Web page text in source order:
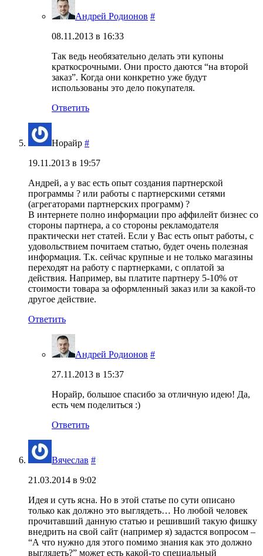
Андрей Родионов #
08.11.2013 в 16:33
Так ведь необязательно делать эти купоны
краткосрочными. Они просто даются “на второй
заказ”. Когда они конкретно уже будут
использованы это дело покупателя.
Ответить
Норайр #
19.11.2013 в 19:57
Андрей, а у вас есть опыт создания партнерской
программы ? или работы с партнерскими сетями
(агрегаторами партнерских программ) ?
В интернете полно информации про аффилейт бизнес со
стороны партнера, а со стороны рекламодателя
практически нет статей. Если у Вас есть опыт работы, с
удовольствием почитаем статью, будет очень полезная
информация. Т.к. сейчас крупные и не только магазины
переходят на работу с партнерками, с оплатой за
действия. Например, вы платите партнеру 5-10% от
стоимости товара за оформленный заказ или за какой-то
другое действие.
Ответить
Андрей Родионов #
27.11.2013 в 15:37
Норайр, большое спасибо за отличную идею! Да,
есть чем поделиться :)
Ответить
Вячеслав #
21.03.2014 в 9:02
Идея и суть ясна. Но в этой статье по сути описано
только как должно это выглядеть… Но любой человек
прочитавший данную статью и решивший такую фишку
внедрить на свой сайт (например я) задастся вопросом –
“А что нужно для этого помимо знания как это должно
выглядеть?” может есть какой-то специальный